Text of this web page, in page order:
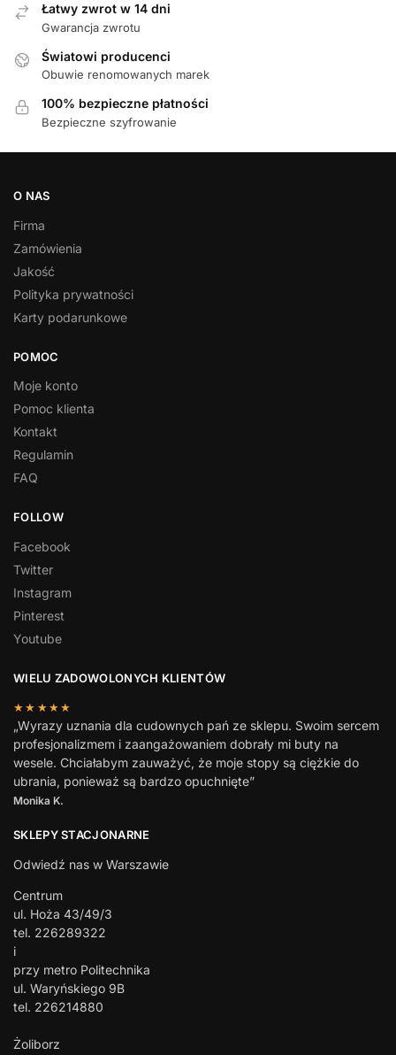
Łatwy zwrot w 14 dni
Gwarancja zwrotu
Światowi producenci
Obuwie renomowanych marek
100% bezpieczne płatności
Bezpieczne szyfrowanie
O NAS
Firma
Zamówienia
Jakość
Polityka prywatności
Karty podarunkowe
POMOC
Moje konto
Pomoc klienta
Kontakt
Regulamin
FAQ
FOLLOW
Facebook
Twitter
Instagram
Pinterest
Youtube
WIELU ZADOWOLONYCH KLIENTÓW
★★★★★
„Wyrazy uznania dla cudownych pań ze sklepu. Swoim sercem
profesjonalizmem i zaangażowaniem dobrały mi buty na
wesele. Chciałabym zauważyć, że moje stopy są ciężkie do
ubrania, ponieważ są bardzo opuchnięte”
Monika K.
SKLEPY STACJONARNE
Odwiedź nas w Warszawie
Centrum
ul. Hoża 43/49/3
tel. 226289322
i
przy metro Politechnika
ul. Waryńskiego 9B
tel. 226214880
Żoliborz